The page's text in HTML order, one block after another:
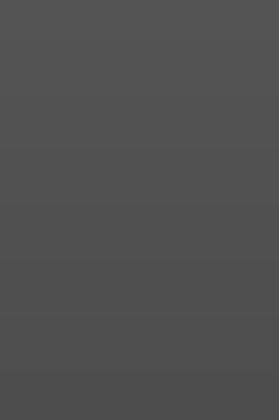
акции
линия по вопросам